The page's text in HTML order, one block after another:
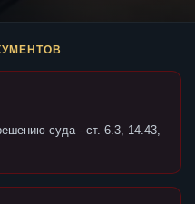
суда - ст. 6.3, 14.43,